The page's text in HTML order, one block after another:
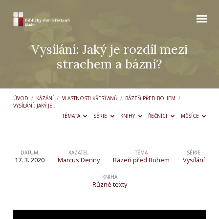
Vysílání: Jaký je rozdíl mezi
strachem a bázní?
ÚVOD / KÁZÁNÍ / VLASTNOSTI KŘESŤANŮ / BÁZEŇ PŘED BOHEM /
VYSÍLÁNÍ: JAKÝ JE…
TÉMATA
SÉRIE KNIHY ŘEČNÍCI MĚSÍCE
Vysílání:
rozdíl
DATUM
17. 3. 2020
KAZATEL
Marcus Denny
TÉMA
Bázeň před Bohem
SÉRIE
Vysílání
KNIHA
Různé texty